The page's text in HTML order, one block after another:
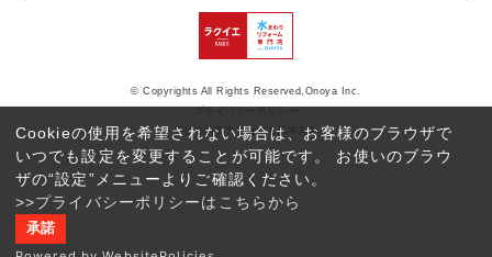
Cookieの使用を希望されない場合は、お客様のブラウザで
いつでも設定を変更することが可能です。 お使いのブラウ
ザの“設定”メニューよりご確認ください。
>>プライバシーポリシーはこちらから
承諾
反社会的勢力に対する基本方針
© Copyrights All Rights Reserved,Onoya Inc.